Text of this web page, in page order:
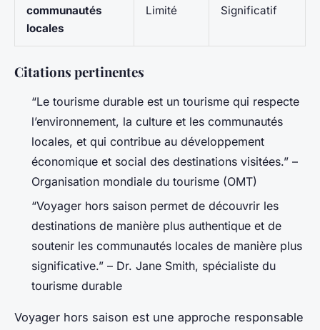
communautés
locales
Limité Significatif
Citations pertinentes
“Le tourisme durable est un tourisme qui respecte
l’environnement, la culture et les communautés
locales, et qui contribue au développement
économique et social des destinations visitées.” –
Organisation mondiale du tourisme (OMT)
“Voyager hors saison permet de découvrir les
destinations de manière plus authentique et de
soutenir les communautés locales de manière plus
significative.” – Dr. Jane Smith, spécialiste du
tourisme durable
Voyager hors saison est une approche responsable